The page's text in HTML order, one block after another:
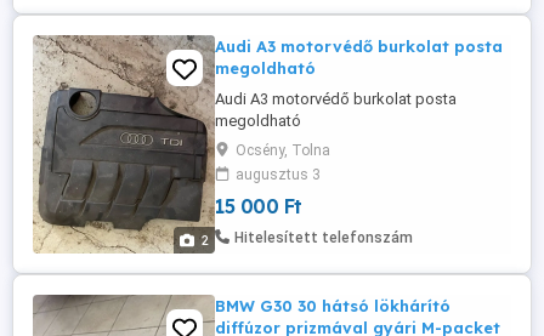
2
Audi A3 motorvédő burkolat posta
megoldható
Audi A3 motorvédő burkolat posta
megoldható
Ocsény, Tolna
augusztus 3
15 000 Ft
Hitelesített telefonszám
BMW G30 30 hátsó lökhárító
diffúzor prizmával gyári M-packet